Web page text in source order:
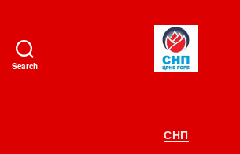
Search
Категорије
СНП